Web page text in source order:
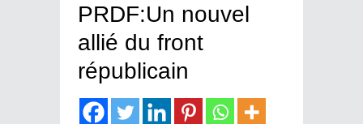
PRDF:Un nouvel
allié du front
républicain